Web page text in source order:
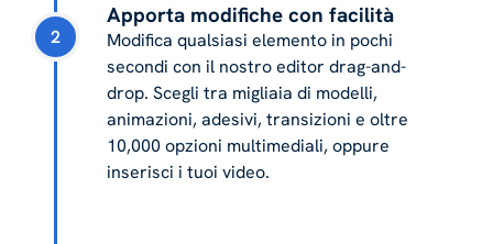
2
Apporta modifiche con facilità
Modifica qualsiasi elemento in pochi
secondi con il nostro editor drag-and-
drop. Scegli tra migliaia di modelli,
animazioni, adesivi, transizioni e oltre
10,000 opzioni multimediali, oppure
inserisci i tuoi video.